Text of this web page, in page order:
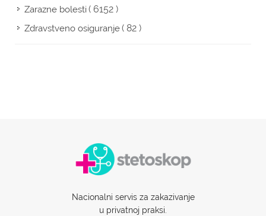
Zarazne bolesti( 6152 )
Zdravstveno osiguranje( 82 )
Nacionalni servis za zakazivanje
u privatnoj praksi.